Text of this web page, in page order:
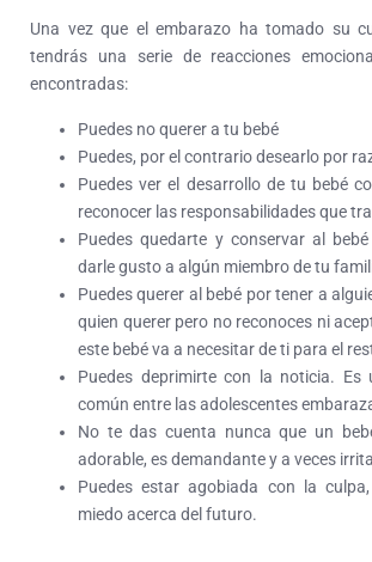
Una vez que el embarazo ha tomado su
tendrás una serie de reacciones
encontradas:
Puedes no querer a tu bebé
Puedes, por el contrario desearlo por
Puedes ver el desarrollo de tu bebé
reconocer las responsabilidades que
Puedes quedarte y conservar al
darle gusto a algún miembro de tu
Puedes querer al bebé por tener a
quien querer pero no reconoces ni
este bebé va a necesitar de ti para el
Puedes deprimirte con la noticia. Es
común entre las adolescentes
No te das cuenta nunca que un
adorable, es demandante y a veces
Puedes estar agobiada con la
miedo acerca del futuro.